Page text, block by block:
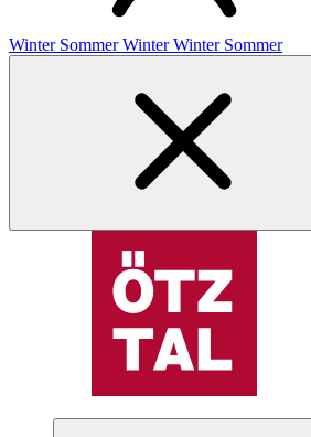
Winter Sommer Winter Winter Sommer